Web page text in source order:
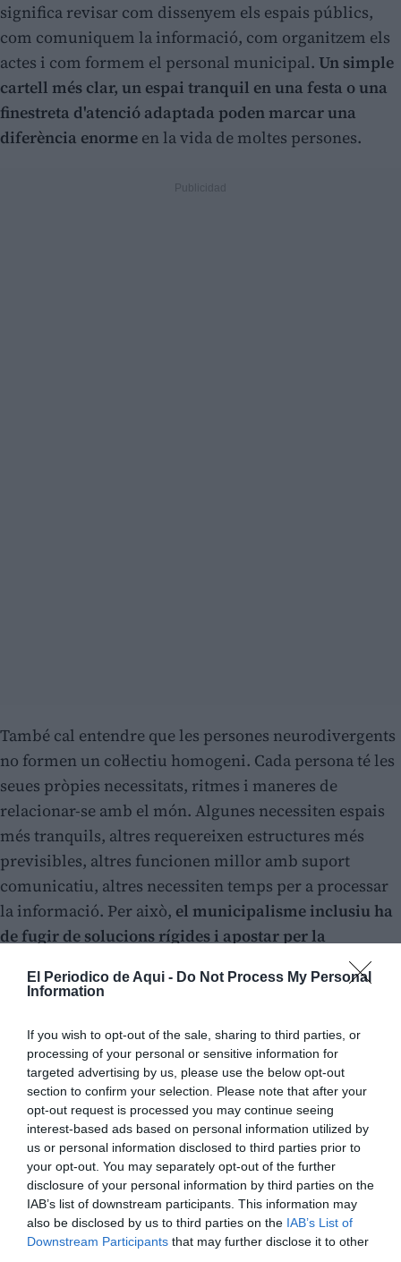
El Periodico de Aqui - Do Not Process My Personal
Information
If you wish to opt-out of the sale, sharing to third parties, or
processing of your personal or sensitive information for
targeted advertising by us, please use the below opt-out
section to confirm your selection. Please note that after your
opt-out request is processed you may continue seeing
interest-based ads based on personal information utilized by
us or personal information disclosed to third parties prior to
your opt-out. You may separately opt-out of the further
disclosure of your personal information by third parties on the
IAB’s list of downstream participants. This information may
also be disclosed by us to third parties on the IAB’s List of
Downstream Participants that may further disclose it to other
significa revisar com dissenyem els espais públics,
com comuniquem la informació, com organitzem els
actes i com formem el personal municipal. Un simple
cartell més clar, un espai tranquil en una festa o una
finestreta d'atenció adaptada poden marcar una
diferència enorme en la vida de moltes persones.
També cal entendre que les persones neurodivergents
no formen un col·lectiu homogeni. Cada persona té les
seues pròpies necessitats, ritmes i maneres de
relacionar-se amb el món. Algunes necessiten espais
més tranquils, altres requereixen estructures més
previsibles, altres funcionen millor amb suport
comunicatiu, altres necessiten temps per a processar
la informació. Per això, el municipalisme inclusiu ha
de fugir de solucions rígides i apostar per la
flexibilitat, l'escolta activa i la participació directa
Quan un ajuntament convida les persones
les decisions, està reconeixent-les com a agents
políticsi no com a simples receptores de serveis.
A més, un municipi que aposta per la inclusió no sols
beneficia les persones neurodivergents.Un espai més
tranquil, més accessible i més clar és millor per a tota
la ciutadania.La inclusió no és un favor ni una
concessió: és una millora col·lectiva. És una manera de
dir que totes les persones compten i que totes tenen
dret a formar part de la vida pública. Quan un